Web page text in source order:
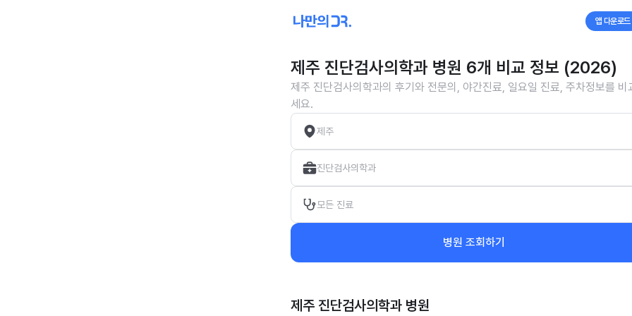
앱 다운로드
제주 진단검사의학과 병원 6개 비교 정보 (2026)
제주 진단검사의학과의 후기와 전문의, 야간진료, 일요일 진료, 주차정보를 비
세요.
제주
진단검사의학과
모든 진료
병원 조회하기
제주 진단검사의학과 병원